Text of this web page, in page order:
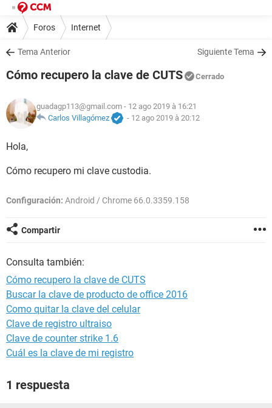
Foros Internet
Tema Anterior Siguiente Tema
Cómo recupero la clave de CUTS Cerrado
guadagp113@gmail.com - 12 ago 2019 à 16:21
Carlos Villagómez
- 12 ago 2019 à 20:12
Hola,
Cómo recupero mi clave custodia.
Configuración: Android / Chrome 66.0.3359.158
Compartir
Consulta también:
Cómo recupero la clave de CUTS
Buscar la clave de producto de office 2016
Como quitar la clave del celular
Clave de registro ultraiso
Clave de counter strike 1.6
Cuál es la clave de mi registro
1 respuesta